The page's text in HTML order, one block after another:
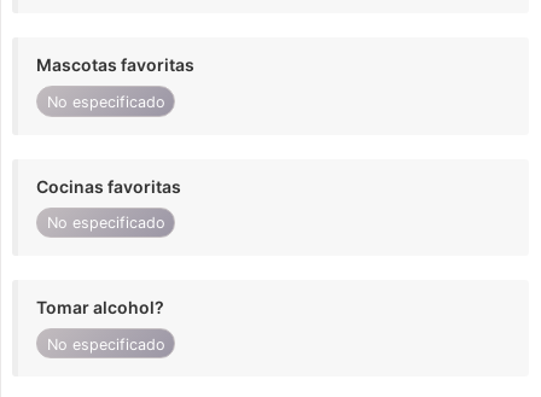
Mascotas favoritas
No especificado
Cocinas favoritas
No especificado
Tomar alcohol?
No especificado